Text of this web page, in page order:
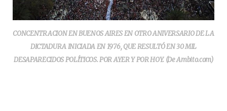
CONCENTRACION EN BUENOS AIRES EN OTRO ANIVERSARIO DE LA
DICTADURA INICIADA EN 1976, QUE RESULTÓ EN 30 MIL
DESAPARECIDOS POLÍTICOS. POR AYER Y POR HOY. (De Ambito.com)